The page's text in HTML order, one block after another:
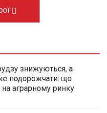
знижуються, а
подорожчати: що
на аграрному ринку